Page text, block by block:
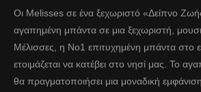
Οι Melisses σε ένα ξεχωριστό «Δείπνο
αγαπημένη μπάντα σε μια ξεχωριστή,
Μέλισσες, η No1 επιτυχημένη μπάντα στο
ετοιμάζεται να κατέβει στο νησί μας. Το
θα πραγματοποιήσει μια μοναδική